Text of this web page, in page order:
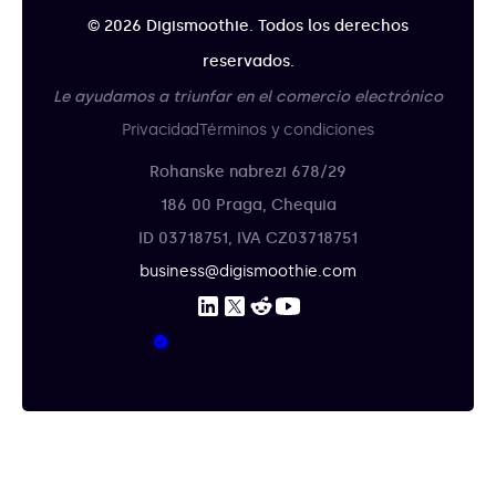
© 2026 Digismoothie. Todos los derechos
reservados.
Le ayudamos a triunfar en el comercio electrónico
PrivacidadTérminos y condiciones
Rohanske nabrezi 678/29
186 00 Praga, Chequia
ID 03718751, IVA CZ03718751
business@digismoothie.com